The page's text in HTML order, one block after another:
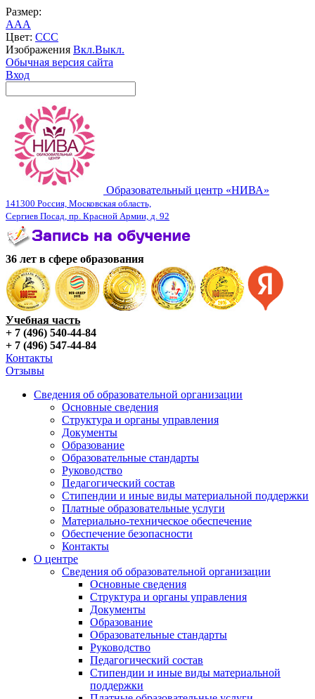
Размер:
AAA
Цвет: CCC
Изображения Вкл.Выкл.
Обычная версия сайта
Вход
Образовательный центр «НИВА»
141300 Россия, Московская область,
Сергиев Посад, пр. Красной Армии, д. 92
36 лет в сфере образования
Учебная часть
+ 7 (496) 540-44-84
+ 7 (496) 547-44-84
Контакты
Отзывы
Сведения об образовательной организации
Основные сведения
Структура и органы управления
Документы
Образование
Образовательные стандарты
Руководство
Педагогический состав
Стипендии и иные виды материальной поддержки
Платные образовательные услуги
Материально-техническое обеспечение
Обеспечение безопасности
Контакты
О центре
Сведения об образовательной организации
Основные сведения
Структура и органы управления
Документы
Образование
Образовательные стандарты
Руководство
Педагогический состав
Стипендии и иные виды материальной
поддержки